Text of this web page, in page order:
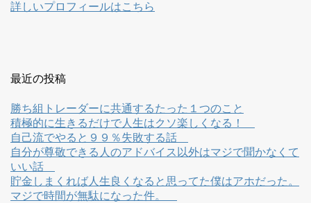
詳しいプロフィールはこちら
最近の投稿
勝ち組トレーダーに共通するたった１つのこと
積極的に生きるだけで人生はクソ楽しくなる！
自己流でやると９９％失敗する話
自分が尊敬できる人のアドバイス以外はマジで聞かなくて
いい話
貯金しまくれば人生良くなると思ってた僕はアホだった。
マジで時間が無駄になった件。